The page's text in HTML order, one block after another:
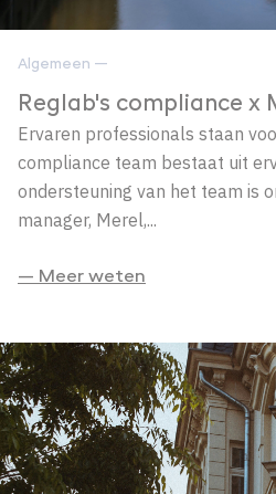
Algemeen —
Reglab's compliance x
Ervaren professionals staan
compliance team bestaat uit
ondersteuning van het team is
manager, Merel,...
— Meer weten